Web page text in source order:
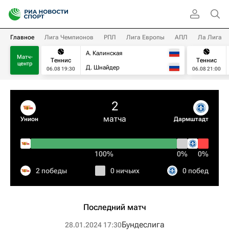
Главное Лига Чемпионов РПЛ Лига Европы АПЛ Ла Лига
Матч-
центр
Теннис
06.08 19:30
А. Калинская
Д. Шнайдер
Теннис
06.08 21:00
Унион
2
матча Дармштадт
100% 0% 0%
2 победы 0 ничьих 0 побед
Последний матч
28.01.2024 17:30Бундеслига